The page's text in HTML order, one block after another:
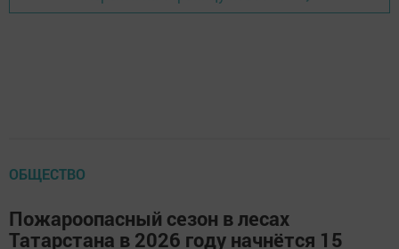
ОБЩЕСТВО
Пожароопасный сезон в лесах
Татарстана в 2026 году начнётся 15